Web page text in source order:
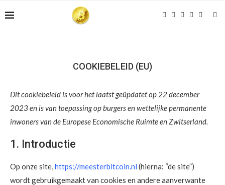
COOKIEBELEID (EU)
Dit cookiebeleid is voor het laatst geüpdatet op 22 december
2023 en is van toepassing op burgers en wettelijke permanente
inwoners van de Europese Economische Ruimte en Zwitserland.
1. Introductie
Op onze site,https://meesterbitcoin.nl (hierna: “de site”)
wordt gebruikgemaakt van cookies en andere aanverwante